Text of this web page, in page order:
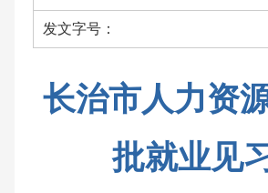
发文字号：
长治市人力资
批就业见